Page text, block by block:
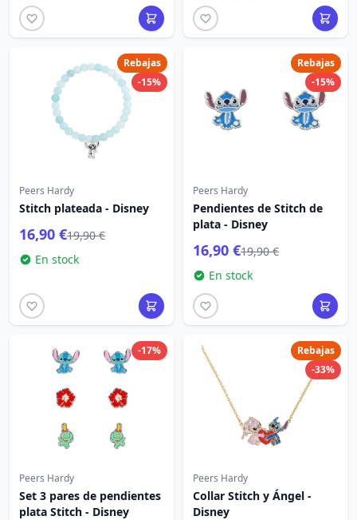
Rebajas
-15%
Peers Hardy
Stitch plateada - Disney
16,90 €19,90 €
En stock
Rebajas
-15%
Peers Hardy
Pendientes de Stitch de
plata - Disney
16,90 €19,90 €
En stock
-17%
Peers Hardy
Set 3 pares de pendientes
plata Stitch - Disney
Rebajas
-33%
Peers Hardy
Collar Stitch y Ángel -
Disney